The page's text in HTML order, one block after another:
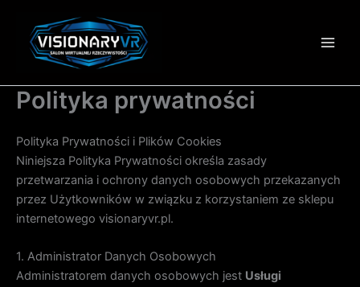
Polityka prywatności
Polityka Prywatności i Plików Cookies
Niniejsza Polityka Prywatności określa zasady
przetwarzania i ochrony danych osobowych przekazanych
przez Użytkowników w związku z korzystaniem ze sklepu
internetowego visionaryvr.pl.
1. Administrator Danych Osobowych
Administratorem danych osobowych jest Usługi